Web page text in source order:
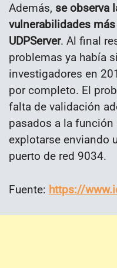
Además, se observa
vulnerabilidades
UDPServer. Al final
problemas ya había
investigadores en
por completo. El
falta de validación
pasados ​​a la
explotarse enviando
puerto de red 9034.
Fuente: https://